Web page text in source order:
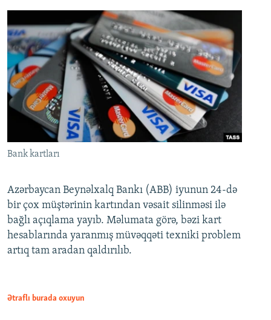
Bank kartları
Azərbaycan Beynəlxalq Bankı (ABB) iyunun 24-də
bir çox müştərinin kartından vəsait silinməsi ilə
bağlı açıqlama yayıb. Məlumata görə, bəzi kart
hesablarında yaranmış müvəqqəti texniki problem
artıq tam aradan qaldırılıb.
Ətraflı burada oxuyun